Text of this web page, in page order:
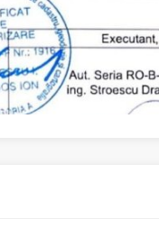
Telefon